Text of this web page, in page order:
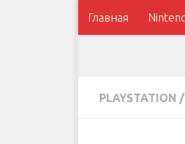
Главная
PLAYSTATION /